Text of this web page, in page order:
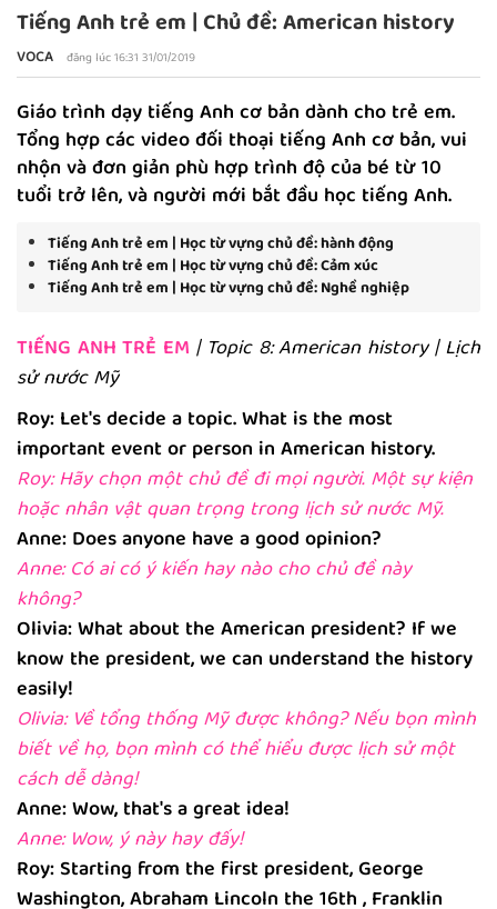
Tiếng Anh trẻ em | Chủ đề: American history
VOCA đăng lúc 16:31 31/01/2019
Giáo trình dạy tiếng Anh cơ bản dành cho trẻ em.
Tổng hợp các video đối thoại tiếng Anh cơ bản, vui
nhộn và đơn giản phù hợp trình độ của bé từ 10
tuổi trở lên, và người mới bắt đầu học tiếng Anh.
Tiếng Anh trẻ em | Học từ vựng chủ đề: hành động
Tiếng Anh trẻ em | Học từ vựng chủ đề: Cảm xúc
Tiếng Anh trẻ em | Học từ vựng chủ đề: Nghề nghiệp
TIẾNG ANH TRẺ EM | Topic 8: American history | Lịch
sử nước Mỹ
Roy: Let's decide a topic. What is the most
important event or person in American history.
Roy: Hãy chọn một chủ đề đi mọi người. Một sự kiện
hoặc nhân vật quan trọng trong lịch sử nước Mỹ.
Anne: Does anyone have a good opinion?
Anne: Có ai có ý kiến hay nào cho chủ đề này
không?
Olivia: What about the American president? If we
know the president, we can understand the history
easily!
Olivia: Về tổng thống Mỹ được không? Nếu bọn mình
biết về họ, bọn mình có thể hiểu được lịch sử một
cách dễ dàng!
Anne: Wow, that's a great idea!
Anne: Wow, ý này hay đấy!
Roy: Starting from the first president, George
Washington, Abraham Lincoln the 16th , Franklin